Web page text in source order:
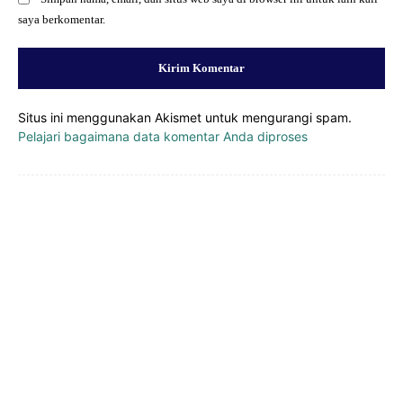
saya berkomentar.
Situs ini menggunakan Akismet untuk mengurangi spam.
Pelajari bagaimana data komentar Anda diproses